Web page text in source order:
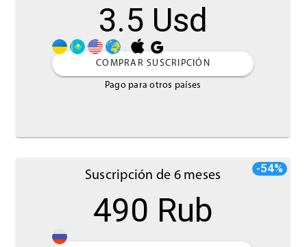
3.5 Usd
COMPRAR SUSCRIPCIÓN
Pago para otros países
Suscripción de 6 meses
-54%
490 Rub